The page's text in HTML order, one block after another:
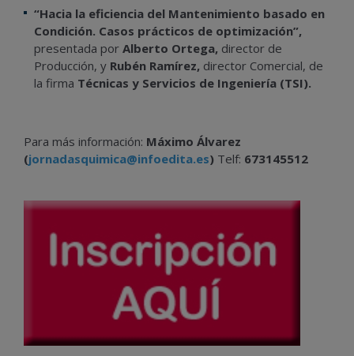
“Hacia la eficiencia del Mantenimiento basado en
Condición. Casos prácticos de optimización”,
presentada por Alberto Ortega, director de
Producción, y Rubén Ramírez, director Comercial, de
la firma Técnicas y Servicios de Ingeniería (TSI).
Para más información: Máximo Álvarez
(jornadasquimica@infoedita.es) Telf: 673145512